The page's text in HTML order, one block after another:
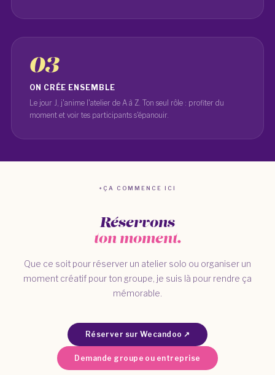
03
ON CRÉE ENSEMBLE
Le jour J, j'anime l'atelier de A à Z. Ton seul rôle : profiter du
moment et voir tes participants s'épanouir.
ÇA COMMENCE ICI
Réservons
ton moment.
Que ce soit pour réserver un atelier solo ou organiser un
moment créatif pour ton groupe, je suis là pour rendre ça
mémorable.
Réserver sur Wecandoo ↗
Demande groupe ou entreprise